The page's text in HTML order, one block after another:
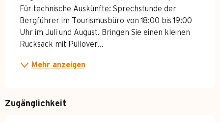
Für technische Auskünfte: Sprechstunde der
Bergführer im Tourismusbüro von 18:00 bis 19:00
Uhr im Juli und August. Bringen Sie einen kleinen
Rucksack mit Pullover...
Mehr anzeigen
Zugänglichkeit